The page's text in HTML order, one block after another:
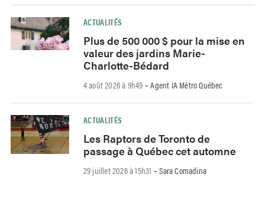
ACTUALITÉS
Plus de 500 000 $ pour la mise en
valeur des jardins Marie-
Charlotte-Bédard
4 août 2026 à 9h49 -Agent IA Métro Québec
ACTUALITÉS
Les Raptors de Toronto de
passage à Québec cet automne
29 juillet 2026 à 15h31 -Sara Comadina